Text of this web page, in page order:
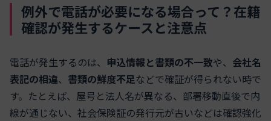
例外で電話が必要になる場合って？在籍
確認が発生するケースと注意点
電話が発生するのは、 申込情報と書類の不一致や、 会社名
表記の相違、 書類の鮮度不足などで確証が得られない時で
す。たとえば、屋号と法人名が異なる、部署移動直後で内
線が通じない、社会保険証の発行元が古いなどは確認強化